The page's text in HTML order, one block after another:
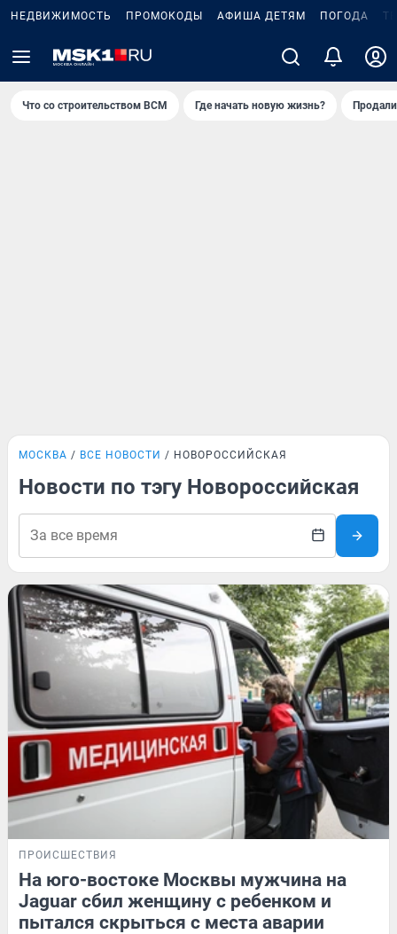
НЕДВИЖИМОСТЬ ПРОМОКОДЫ АФИША ДЕТЯМ ПОГОДА
Что со строительством ВСМ Где начать новую жизнь?
МОСКВА ВСЕ НОВОСТИ НОВОРОССИЙСКАЯ
Новости по тэгу Новороссийская
ПРОИСШЕСТВИЯ
На юго-востоке Москвы мужчина на
Jaguar сбил женщину с ребенком и
пытался скрыться с места аварии